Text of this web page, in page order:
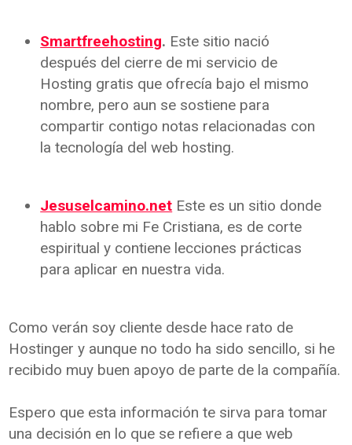
Smartfreehosting. Este sitio nació
después del cierre de mi servicio de
Hosting gratis que ofrecía bajo el mismo
nombre, pero aun se sostiene para
compartir contigo notas relacionadas con
la tecnología del web hosting.
Jesuselcamino.net Este es un sitio donde
hablo sobre mi Fe Cristiana, es de corte
espiritual y contiene lecciones prácticas
para aplicar en nuestra vida.
Como verán soy cliente desde hace rato de
Hostinger y aunque no todo ha sido sencillo, si he
recibido muy buen apoyo de parte de la compañía.
Espero que esta información te sirva para tomar
una decisión en lo que se refiere a que web